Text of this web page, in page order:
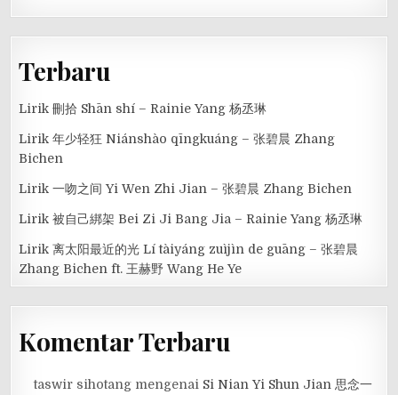
Terbaru
Lirik 刪拾 Shān shí – Rainie Yang 杨丞琳
Lirik 年少轻狂 Niánshào qīngkuáng – 张碧晨 Zhang
Bichen
Lirik 一吻之间 Yi Wen Zhi Jian – 张碧晨 Zhang Bichen
Lirik 被自己綁架 Bei Zi Ji Bang Jia – Rainie Yang 杨丞琳
Lirik 离太阳最近的光 Lí tàiyáng zuìjìn de guāng – 张碧晨
Zhang Bichen ft. 王赫野 Wang He Ye
Komentar Terbaru
taswir sihotang mengenai Si Nian Yi Shun Jian 思念一